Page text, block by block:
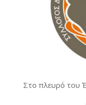
Στο πλευρό του